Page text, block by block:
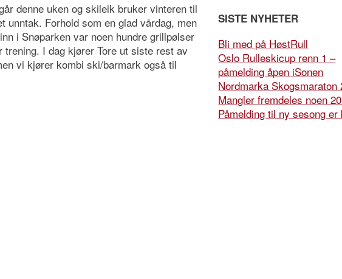
denne uken og skileik bruker vinteren til
unntak. Forhold som en glad vårdag, men
i Snøparken var noen hundre grillpølser
I dag kjører Tore ut siste rest av
vi kjører kombi ski/barmark også til
SISTE NYHETER
Bli med på HøstRull
Oslo Rulleskicup renn 1 –
påmelding åpen iSonen
Nordmarka Skogsmaraton
Mangler fremdeles noen
Påmelding til ny sesong er